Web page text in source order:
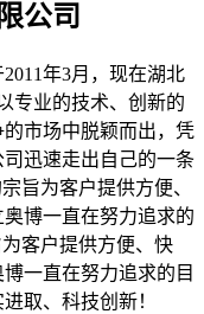
公司
年3月，现在湖北
专业的技术、创新的
市场中脱颖而出，凭
迅速走出自己的一条
旨为客户提供方便、
博一直在努力追求的
客户提供方便、快
一直在努力追求的目
取、科技创新！